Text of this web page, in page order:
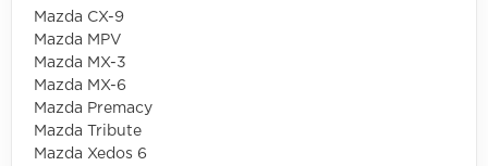
Mazda CX-9
Mazda MPV
Mazda MX-3
Mazda MX-6
Mazda Premacy
Mazda Tribute
Mazda Xedos 6